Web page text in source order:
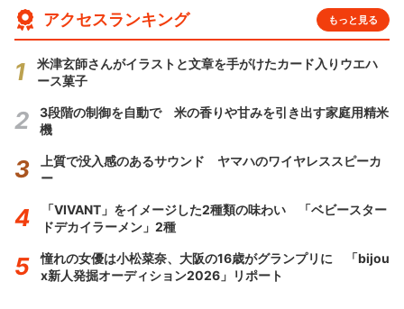
アクセスランキング もっと見る
米津玄師さんがイラストと文章を手がけたカード入りウエハ
ース菓子
3段階の制御を自動で 米の香りや甘みを引き出す家庭用精米
機
上質で没入感のあるサウンド ヤマハのワイヤレススピーカ
ー
「VIVANT」をイメージした2種類の味わい 「ベビースター
ドデカイラーメン」2種
憧れの女優は小松菜奈、大阪の16歳がグランプリに 「bijou
x新人発掘オーディション2026」リポート